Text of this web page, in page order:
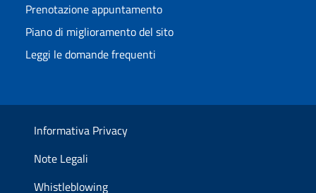
Prenotazione appuntamento
Piano di miglioramento del sito
Leggi le domande frequenti
Informativa Privacy
Note Legali
Whistleblowing